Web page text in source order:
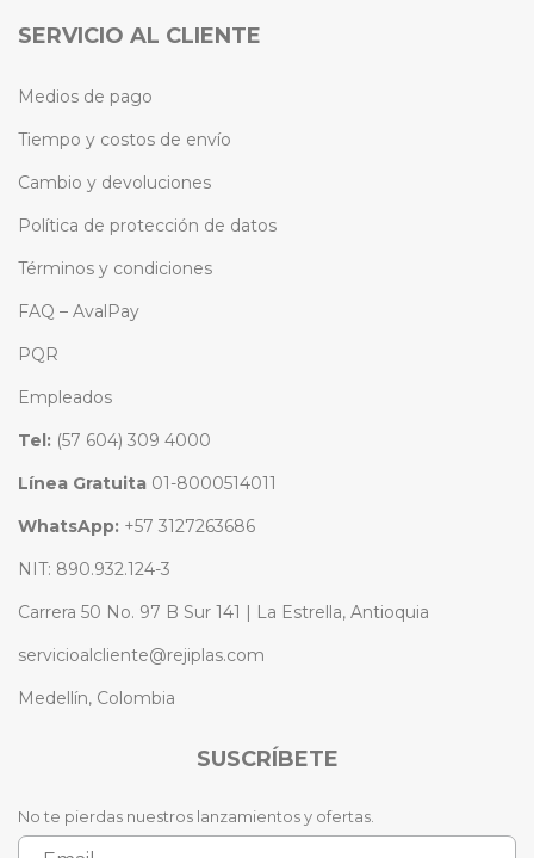
SERVICIO AL CLIENTE
Medios de pago
Tiempo y costos de envío
Cambio y devoluciones
Política de protección de datos
Términos y condiciones
FAQ – AvalPay
PQR
Empleados
Tel: (57 604) 309 4000
Línea Gratuita 01-8000514011
WhatsApp: +57 3127263686
NIT: 890.932.124-3
Carrera 50 No. 97 B Sur 141 | La Estrella, Antioquia
servicioalcliente@rejiplas.com
Medellín, Colombia
SUSCRÍBETE
No te pierdas nuestros lanzamientos y ofertas.